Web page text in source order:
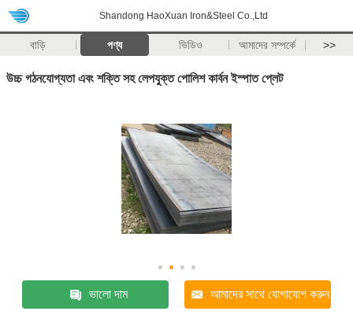
Shandong HaoXuan Iron&Steel Co.,Ltd
বাড়ি পণ্য ভিডিও আমাদের সম্পর্কে >>
উচ্চ গঠনযোগ্যতা এবং শক্তি সহ লেপযুক্ত পোলিশ কার্বন ইস্পাত প্লেট
ভালো দাম আমাদের সাথে যোগাযোগ করুন